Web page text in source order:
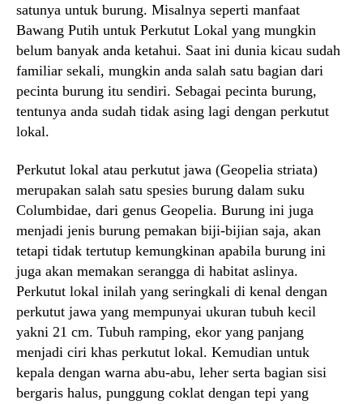
satunya untuk burung. Misalnya seperti manfaat
Bawang Putih untuk Perkutut Lokal yang mungkin
belum banyak anda ketahui. Saat ini dunia kicau sudah
familiar sekali, mungkin anda salah satu bagian dari
pecinta burung itu sendiri. Sebagai pecinta burung,
tentunya anda sudah tidak asing lagi dengan perkutut
lokal.
Perkutut lokal atau perkutut jawa (Geopelia striata)
merupakan salah satu spesies burung dalam suku
Columbidae, dari genus Geopelia. Burung ini juga
menjadi jenis burung pemakan biji-bijian saja, akan
tetapi tidak tertutup kemungkinan apabila burung ini
juga akan memakan serangga di habitat aslinya.
Perkutut lokal inilah yang seringkali di kenal dengan
perkutut jawa yang mempunyai ukuran tubuh kecil
yakni 21 cm. Tubuh ramping, ekor yang panjang
menjadi ciri khas perkutut lokal. Kemudian untuk
kepala dengan warna abu-abu, leher serta bagian sisi
bergaris halus, punggung coklat dengan tepi yang